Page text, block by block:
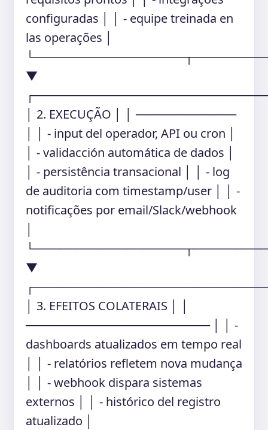
configuradas │ │ - equipe treinada en
las operações │
▼
│ 2. EXECUÇÃO │ │ ────────────
│ │ - input del operador, API ou cron │
│ - validacción automática de dados │
│ - persistência transacional │ │ - log
de auditoria com timestamp/user │ │ -
notificações por email/Slack/webhook
▼
│ 3. EFEITOS COLATERAIS │ │
────────────────────── │ │ -
dashboards atualizados em tempo real
│ │ - relatórios refletem nova mudança
│ │ - webhook dispara sistemas
externos │ │ - histórico del registro
atualizado │